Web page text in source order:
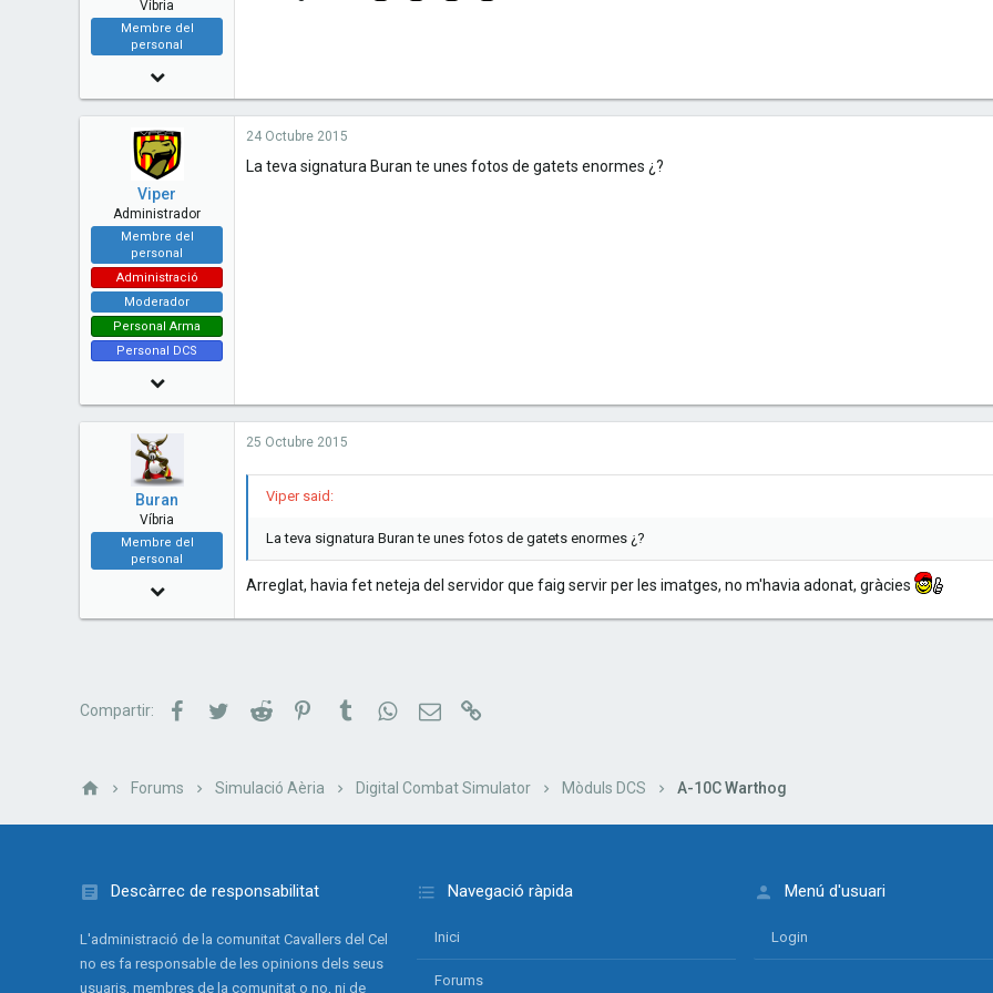
Víbria
Membre del
personal
2,091
www.cavallersdelcel.cat
Viper
Administrador
Membre del
personal
Administració
Moderador
Personal Arma
Personal DCS
14 Juny 2010
7,480
24 Octubre 2015
La teva signatura Buran te unes fotos de gatets enormes ¿?
Buran
Víbria
Membre del
personal
2,091
51
www.cavallersdelcel.cat
25 Octubre 2015
Viper said:
La teva signatura Buran te unes fotos de gatets enormes ¿?
Arreglat, havia fet neteja del servidor que faig servir per les imatges, no m'havia adonat, gràcies
Compartir: FacebookTwitterReddit PinterestTumblrWhatsAppCorreu electrònic
Forums Simulació Aèria Digital Combat Simulator Mòduls DCS A-10C Warthog
Descàrrec de responsabilitat
L'administració de la comunitat Cavallers del Cel
no es fa responsable de les opinions dels seus
usuaris, membres de la comunitat o no, ni de
Navegació ràpida
Inici
Forums
Menú d'usuari
Login